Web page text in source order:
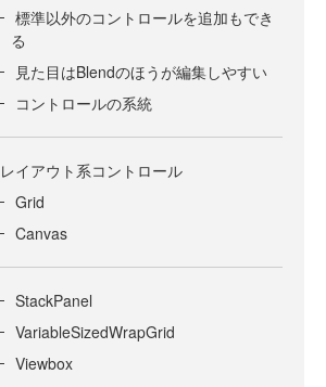
標準以外のコントロールを追加もでき
る
見た目はBlendのほうが編集しやすい
コントロールの系統
レイアウト系コントロール
Grid
Canvas
StackPanel
VariableSizedWrapGrid
Viewbox